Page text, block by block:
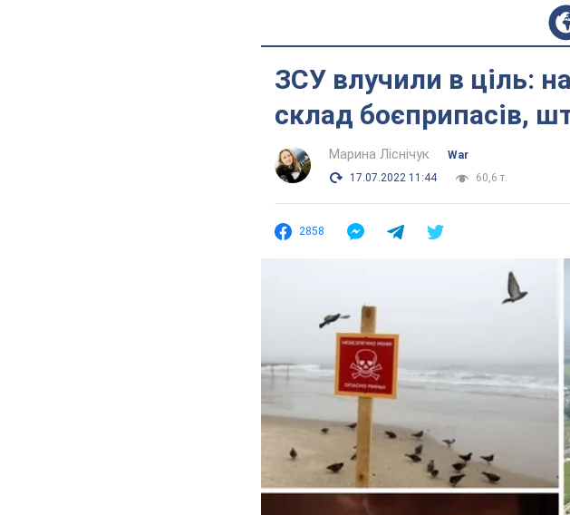
ЗСУ влучили в ціль:
склад боєприпасів,
Марина Ліснічук
War
17.07.2022 11:44
60,6 т.
2858